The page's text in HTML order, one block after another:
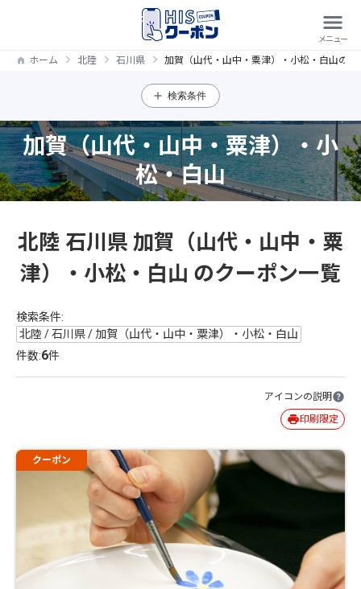
ホーム 北陸 石川県 加賀（山代・山中・粟津）・小松・白山のク
検索条件
加賀（山代・山中・粟津）・小
松・白山
北陸 石川県 加賀（山代・山中・粟
津）・小松・白山 のクーポン一覧
検索条件:
北陸 / 石川県 / 加賀（山代・山中・粟津）・小松・白山
件数:6件
アイコンの説明
印刷限定
クーポン